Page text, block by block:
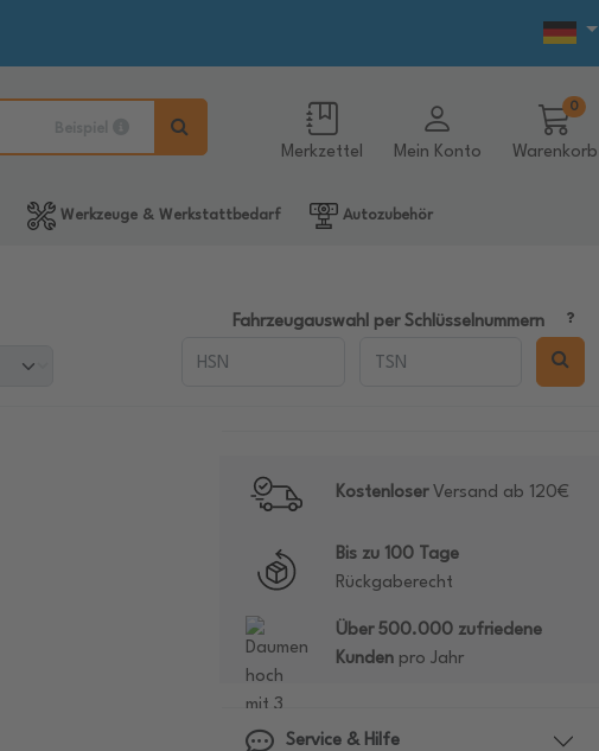
Merkzettel Mein Konto Warenkorb
0
Werkzeuge & Werkstattbedarf Autozubehör
Fahrzeugauswahl per Schlüsselnummern
KostenloserVersand ab 120€
Bis zu 100 Tage
Rückgaberecht
Über 500.000 zufriedene
Kundenpro Jahr
Service & Hilfe